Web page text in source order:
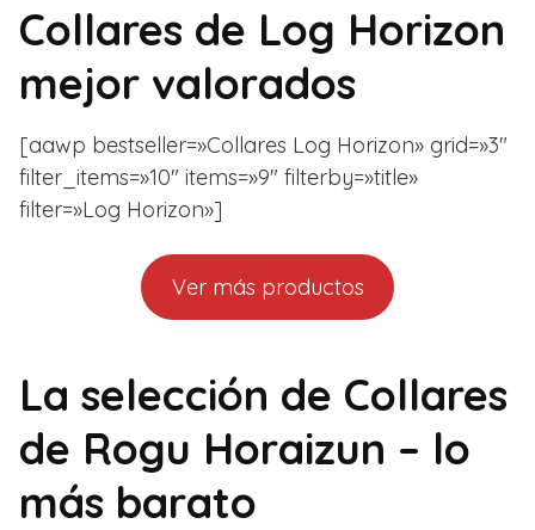
Collares de Log Horizon
mejor valorados
[aawp bestseller=»Collares Log Horizon» grid=»3″
filter_items=»10″ items=»9″ filterby=»title»
filter=»Log Horizon»]
Ver más productos
La selección de Collares
de Rogu Horaizun – lo
más barato